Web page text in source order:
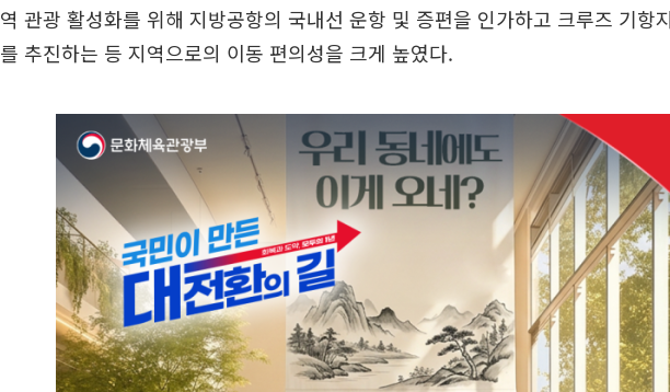
역 관광 활성화를 위해 지방공항의 국내선 운항 및 증편을 인가하고 크루즈 기항
를 추진하는 등 지역으로의 이동 편의성을 크게 높였다.